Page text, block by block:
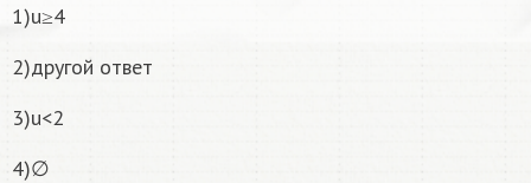
1)u≥4
2)другой ответ
3)u<2
4)∅